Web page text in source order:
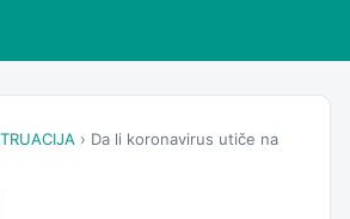
› Da li koronavirus utiče na